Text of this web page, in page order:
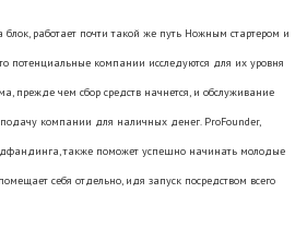
работает почти такой же путь Ножным стартером и
потенциальные компании исследуются для их уровня
прежде чем сбор средств начнется, и обслуживание
компании для наличных денег. ProFounder,
также поможет успешно начинать молодые
себя отдельно, идя запуск посредством всего